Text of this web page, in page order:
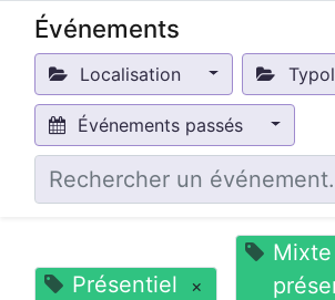
Événements
Localisation
Événements passés
Présentiel ×
Mixte